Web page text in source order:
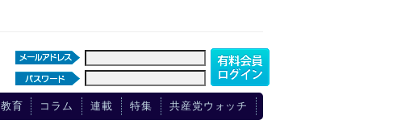
教育 コラム 連載 特集 共産党ウォッチ